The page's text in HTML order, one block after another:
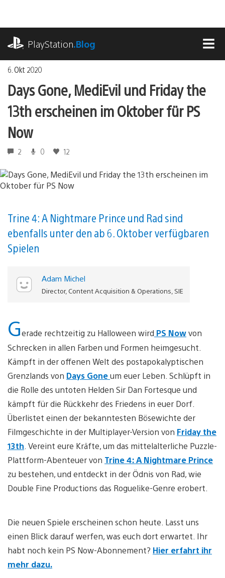
springen
PlayStation.Blog
6. Okt 2020
Days Gone, MediEvil und Friday the
13th erscheinen im Oktober für PS
Now
2 0 12
Trine 4: A Nightmare Prince und Rad sind
ebenfalls unter den ab 6. Oktober verfügbaren
Spielen
Adam Michel
Director, Content Acquisition & Operations, SIE
Gerade rechtzeitig zu Halloween wird PS Nowvon
Schrecken in allen Farben und Formen heimgesucht.
Kämpft in der offenen Welt des postapokalyptischen
Grenzlands von Days Goneum euer Leben. Schlüpft in
die Rolle des untoten Helden Sir Dan Fortesque und
kämpft für die Rückkehr des Friedens in euer Dorf.
Überlistet einen der bekanntesten Bösewichte der
Filmgeschichte in der Multiplayer-Version von Friday the
13th . Vereint eure Kräfte, um das mittelalterliche Puzzle-
Plattform-Abenteuer von Trine 4: A Nightmare Prince
zu bestehen, und entdeckt in der Ödnis von Rad, wie
Double Fine Productions das Roguelike-Genre erobert.
Die neuen Spiele erscheinen schon heute. Lasst uns
einen Blick darauf werfen, was euch dort erwartet. Ihr
habt noch kein PS Now-Abonnement? Hier erfahrt ihr
mehr dazu.